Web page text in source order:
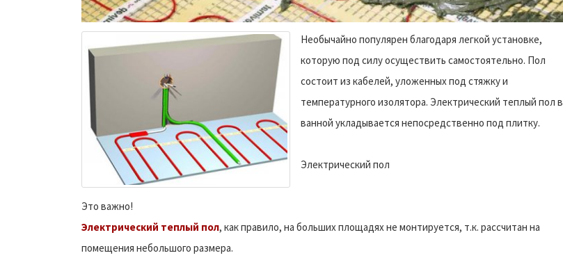
Необычайно популярен благодаря легкой установке,
которую под силу осуществить самостоятельно. Пол
состоит из кабелей, уложенных под стяжку и
температурного изолятора. Электрический теплый пол в
ванной укладывается непосредственно под плитку.
Электрический пол
Это важно!
Электрический теплый пол, как правило, на больших площадях не монтируется, т.к. рассчитан на
помещения небольшого размера.